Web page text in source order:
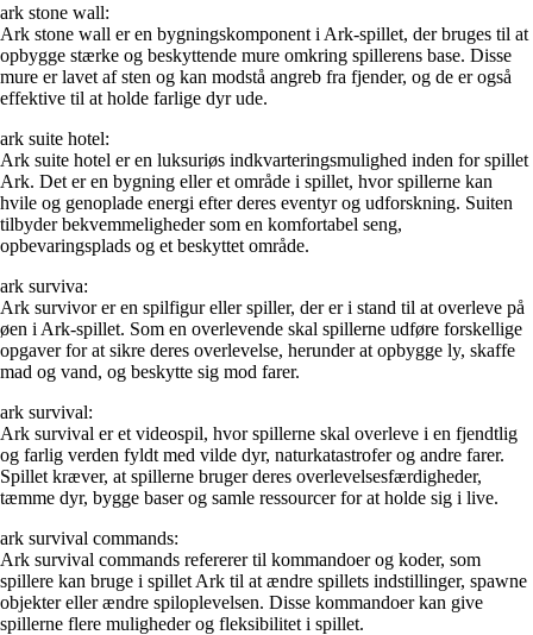
ark stone wall:
Ark stone wall er en bygningskomponent i Ark-spillet, der bruges til at
opbygge stærke og beskyttende mure omkring spillerens base. Disse
mure er lavet af sten og kan modstå angreb fra fjender, og de er også
effektive til at holde farlige dyr ude.
ark suite hotel:
Ark suite hotel er en luksuriøs indkvarteringsmulighed inden for spillet
Ark. Det er en bygning eller et område i spillet, hvor spillerne kan
hvile og genoplade energi efter deres eventyr og udforskning. Suiten
tilbyder bekvemmeligheder som en komfortabel seng,
opbevaringsplads og et beskyttet område.
ark survivа:
Ark survivor er en spilfigur eller spiller, der er i stand til at overleve på
øen i Ark-spillet. Som en overlevende skal spillerne udføre forskellige
opgaver for at sikre deres overlevelse, herunder at opbygge ly, skaffe
mad og vand, og beskytte sig mod farer.
ark survival:
Ark survival er et videospil, hvor spillerne skal overleve i en fjendtlig
og farlig verden fyldt med vilde dyr, naturkatastrofer og andre farer.
Spillet kræver, at spillerne bruger deres overlevelsesfærdigheder,
tæmme dyr, bygge baser og samle ressourcer for at holde sig i live.
ark survival commands:
Ark survival commands refererer til kommandoer og koder, som
spillere kan bruge i spillet Ark til at ændre spillets indstillinger, spawne
objekter eller ændre spiloplevelsen. Disse kommandoer kan give
spillerne flere muligheder og fleksibilitet i spillet.